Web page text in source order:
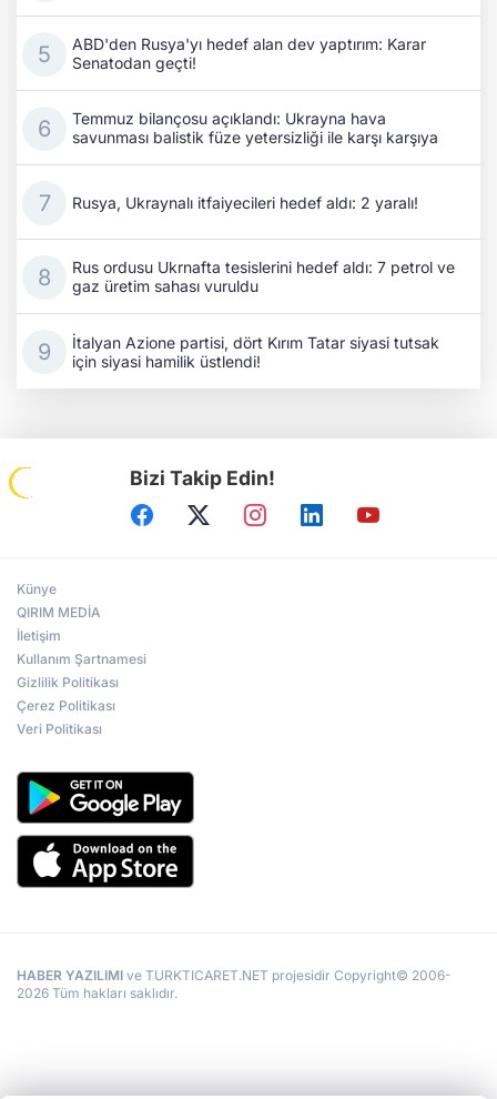
ABD'den Rusya'yı hedef alan dev yaptırım: Karar
Senatodan geçti!
Temmuz bilançosu açıklandı: Ukrayna hava
savunması balistik füze yetersizliği ile karşı karşıya
Rusya, Ukraynalı itfaiyecileri hedef aldı: 2 yaralı!
Rus ordusu Ukrnafta tesislerini hedef aldı: 7 petrol ve
gaz üretim sahası vuruldu
İtalyan Azione partisi, dört Kırım Tatar siyasi tutsak
için siyasi hamilik üstlendi!
Bizi Takip Edin!
Künye
QIRIM MEDİA
İletişim
Kullanım Şartnamesi
Gizlilik Politikası
Çerez Politikası
Veri Politikası
HABER YAZILIMI ve TURKTICARET.NET projesidir Copyright© 2006-
2026 Tüm hakları saklıdır.